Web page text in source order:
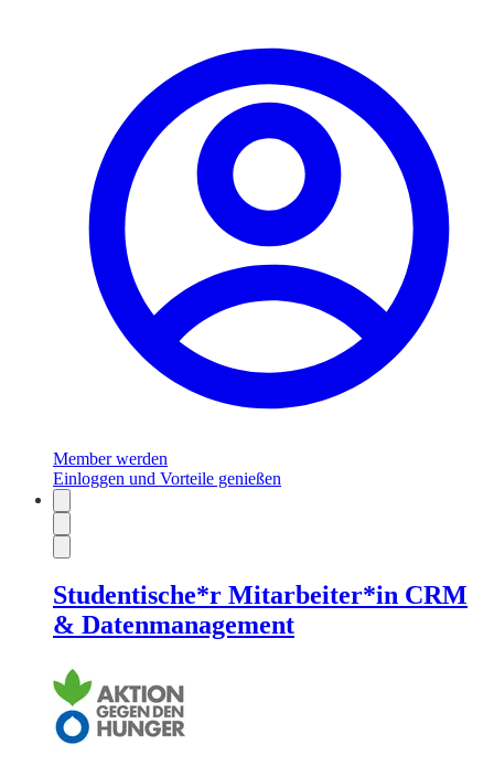
Member werden
Einloggen und Vorteile genießen
Studentische*r Mitarbeiter*in CRM
& Datenmanagement